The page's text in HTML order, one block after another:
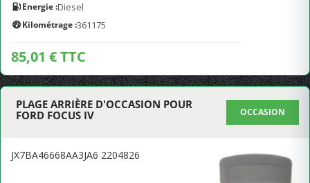
Energie :Diesel
Kilométrage :361175
85,01 € TTC
PLAGE ARRIÈRE D'OCCASION POUR
FORD FOCUS IV
OCCASION
JX7BA46668AA3JA6 2204826